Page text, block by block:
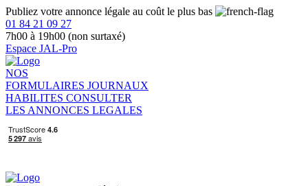
Publiez votre annonce légale au coût le plus bas
01 84 21 09 27
7h00 à 19h00 (non surtaxé)
Espace JAL-Pro
NOS
FORMULAIRES JOURNAUX
HABILITES CONSULTER
LES ANNONCES LEGALES